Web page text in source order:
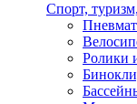
Спорт,
Ролики